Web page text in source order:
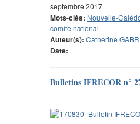
septembre 2017
Mots-clés: Nouvelle-
comité national
Auteur(s): Catherine
Date:
Bulletins IFRECOR n°